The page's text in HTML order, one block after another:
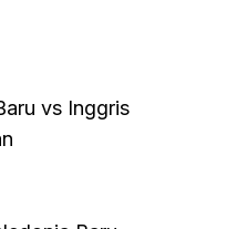
vs Inggris